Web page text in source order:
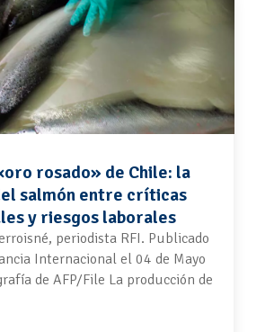
rosado» de Chile: la
salmón entre críticas
y riesgos laborales
periodista RFI. Publicado
Internacional el 04 de Mayo
de AFP/File La producción de